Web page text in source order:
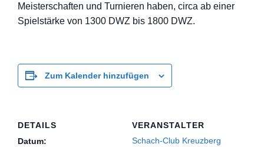
Meisterschaften und Turnieren haben, circa ab einer
Spielstärke von 1300 DWZ bis 1800 DWZ.
Zum Kalender hinzufügen
DETAILS
Datum:
VERANSTALTER
Schach-Club Kreuzberg